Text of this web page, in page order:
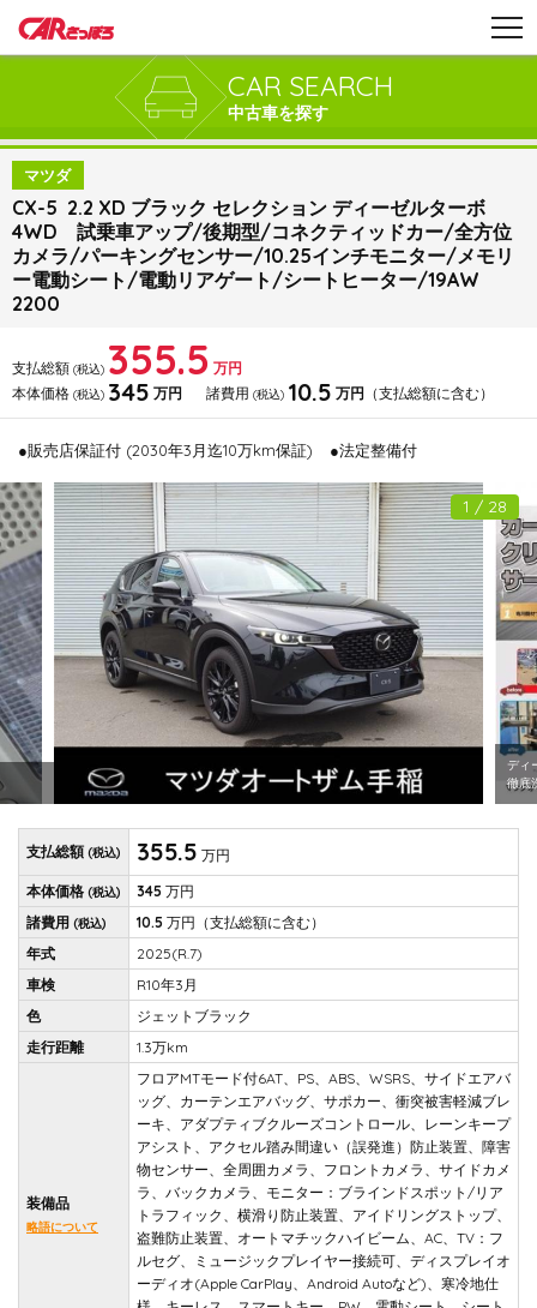
CAR SEARCH
中古車を探す
マツダ
CX-5 2.2 XD ブラック セレクション ディーゼルターボ
4WD 試乗車アップ/後期型/コネクティッドカー/全方位
カメラ/パーキングセンサー/10.25インチモニター/メモリ
ー電動シート/電動リアゲート/シートヒーター/19AW
2200
支払総額 (税込) 355.5 万円
本体価格 (税込) 345 万円 諸費用 (税込) 10.5 万円 （支払総額に含む）
●販売店保証付 (2030年3月迄10万km保証) ●法定整備付
ディ
徹底
1 / 28
支払総額 (税込) 355.5 万円
本体価格 (税込) 345 万円
諸費用 (税込) 10.5 万円 （支払総額に含む）
年式
2025(R.7)
車検
R10年3月
色
ジェットブラック
走行距離
1.3万km
装備品
略語について
フロアMTモード付6AT、PS、ABS、WSRS、サイドエアバ
ッグ、カーテンエアバッグ、サポカー、衝突被害軽減ブレ
ーキ、アダプティブクルーズコントロール、レーンキープ
アシスト、アクセル踏み間違い（誤発進）防止装置、障害
物センサー、全周囲カメラ、フロントカメラ、サイドカメ
ラ、バックカメラ、モニター：ブラインドスポット/リア
トラフィック、横滑り防止装置、アイドリングストップ、
盗難防止装置、オートマチックハイビーム、AC、TV：フ
ルセグ、ミュージックプレイヤー接続可、ディスプレイオ
ーディオ(Apple CarPlay、Android Autoなど)、寒冷地仕